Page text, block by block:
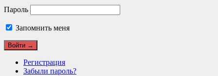
Пароль
Запомнить меня
Регистрация
Забыли пароль?